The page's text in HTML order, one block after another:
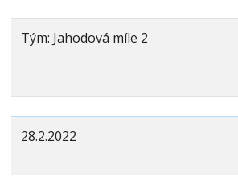
Tým: Jahodová míle 2
28.2.2022